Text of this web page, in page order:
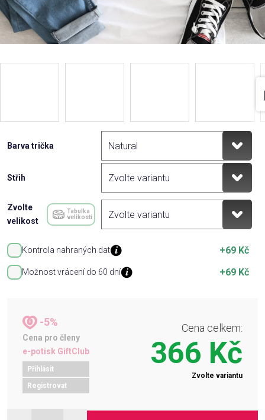
Barva trička
Střih
Zvolte
velikost
Tabulka
velikostí
Kontrola nahraných dat +69 Kč
Možnost vrácení do 60 dní +69 Kč
-5%
Cena pro členy
e-potisk GiftClub
Přihlásit
Registrovat
Cena celkem:
366 Kč
Zvolte variantu